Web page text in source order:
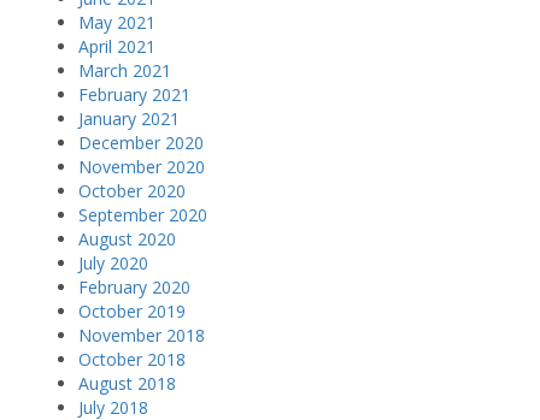
May 2021
April 2021
March 2021
February 2021
January 2021
December 2020
November 2020
October 2020
September 2020
August 2020
July 2020
February 2020
October 2019
November 2018
October 2018
August 2018
July 2018